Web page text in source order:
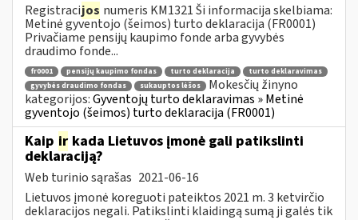
Registracijos numeris KM1321 Ši informacija skelbiama:
Metinė gyventojo (šeimos) turto deklaracija (FR0001)
Privačiame pensijų kaupimo fonde arba gyvybės
draudimo fonde...
fr0001 pensijų kaupimo fondas turto deklaracija
turto deklaravimas
gyvybės draudimo fondas
sukauptos lėšos
Mokesčių žinyno
kategorijos:Gyventojų turto deklaravimas » Metinė
gyventojo (šeimos) turto deklaracija (FR0001)
Kaip ir kada Lietuvos įmonė gali patikslinti
deklaraciją?
Web turinio sąrašas 2021-06-16
Lietuvos įmonė koreguoti pateiktos 2021 m. 3 ketvirčio
deklaracijos negali. Patikslinti klaidingą sumą ji galės tik